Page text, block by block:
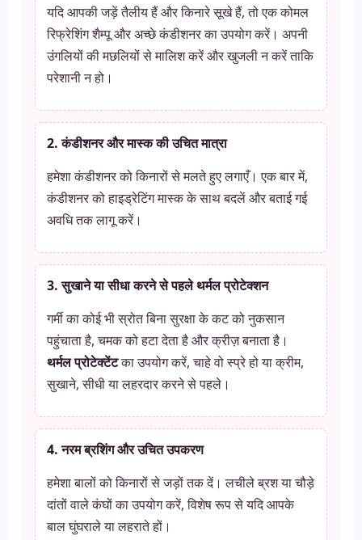
यदि आपकी जड़ें तैलीय हैं और किनारे सूखे हैं, तो एक कोमल
रिफ्रेशिंग शैम्पू और अच्छे कंडीशनर का उपयोग करें। अपनी
उंगलियों की मछलियों से मालिश करें और खुजली न करें ताकि
परेशानी न हो।
2. कंडीशनर और मास्क की उचित मात्रा
हमेशा कंडीशनर को किनारों से मलते हुए लगाएँ। एक बार में,
कंडीशनर को हाइड्रेटिंग मास्क के साथ बदलें और बताई गई
अवधि तक लागू करें।
3. सुखाने या सीधा करने से पहले थर्मल प्रोटेक्शन
गर्मी का कोई भी स्रोत बिना सुरक्षा के कट को नुकसान
पहुंचाता है, चमक को हटा देता है और क्रीज़ बनाता है।
थर्मल प्रोटेक्टेंटका उपयोग करें, चाहे वो स्प्रे हो या क्रीम,
सुखाने, सीधी या लहरदार करने से पहले।
4. नरम ब्रशिंग और उचित उपकरण
हमेशा बालों को किनारों से जड़ों तक दें। लचीले ब्रश या चौड़े
दांतों वाले कंघों का उपयोग करें, विशेष रूप से यदि आपके
बाल घुंघराले या लहराते हों।